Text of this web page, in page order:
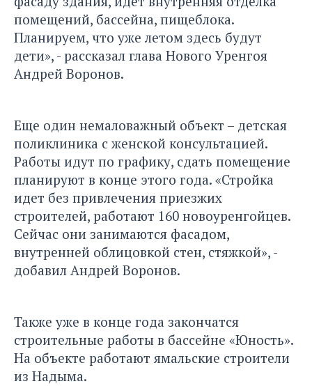
помещений, бассейна, пищеблока.
Планируем, что уже летом здесь будут
дети», - рассказал глава Нового Уренгоя
Андрей Воронов.
Еще один немаловажный объект – детская
поликлиника с женской консультацией.
Работы идут по графику, сдать помещение
планируют в конце этого года. «Стройка
идет без привлечения приезжих
строителей, работают 160 новоуренгойцев.
Сейчас они занимаются фасадом,
внутренней облицовкой стен, стяжкой», -
добавил Андрей Воронов.
Также уже в конце года закончатся
строительные работы в бассейне «Юность».
На объекте работают ямальские строители
из Надыма.